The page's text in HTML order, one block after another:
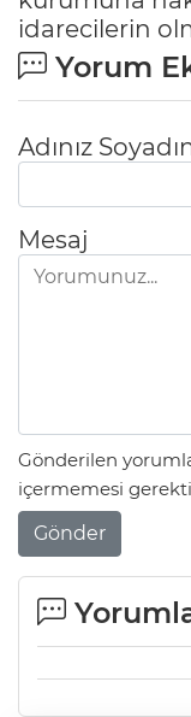
idarecilerin
Yorum
Adınız
Mesaj
Gönderilen
içermemesi
Gönder